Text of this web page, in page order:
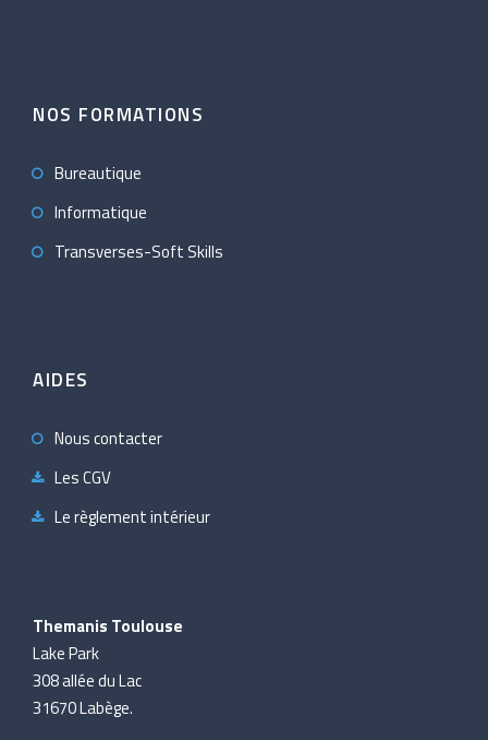
NOS FORMATIONS
Bureautique
Informatique
Transverses-Soft Skills
AIDES
Nous contacter
Les CGV
Le règlement intérieur
Themanis Toulouse
Lake Park
308 allée du Lac
31670 Labège.